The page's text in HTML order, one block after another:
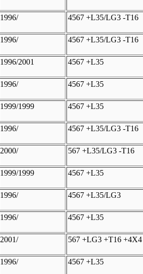
1996/ 4567 +L35/LG3 -T16
1996/ 4567 +L35/LG3 -T16
1996/2001 4567 +L35
1996/ 4567 +L35
1999/1999 4567 +L35
1996/ 4567 +L35/LG3 -T16
2000/ 567 +L35/LG3 -T16
1999/1999 4567 +L35
1996/ 4567 +L35/LG3
1996/ 4567 +L35
2001/ 567 +LG3 +T16 +4X4
1996/ 4567 +L35